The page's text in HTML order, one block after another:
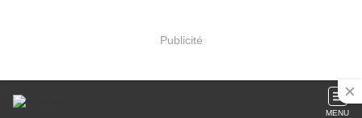
Publicité
MENU